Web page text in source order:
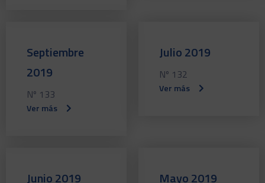
Septiembre
2019
Nº 133
Ver más
Julio 2019
Nº 132
Ver más
Junio 2019 Mayo 2019